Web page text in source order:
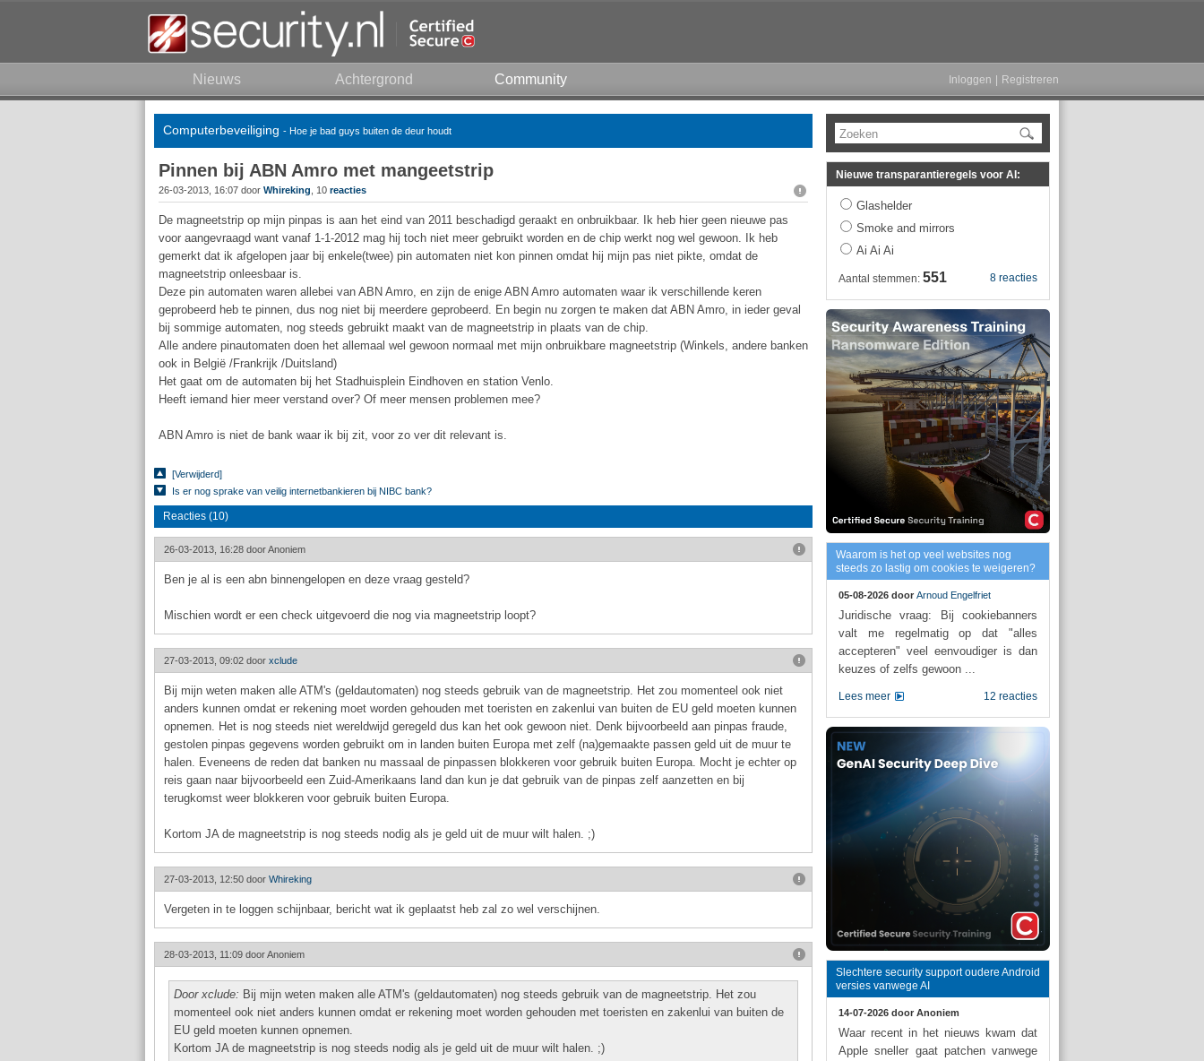
Nieuws Achtergrond Community Inloggen Registreren
Computerbeveiliging - Hoe je bad guys buiten de deur houdt
Pinnen bij ABN Amro met mangeetstrip
26-03-2013, 16:07 door Whireking , 10 reacties
De magneetstrip op mijn pinpas is aan het eind van 2011 beschadigd geraakt en onbruikbaar. Ik heb hier geen nieuwe pas
voor aangevraagd want vanaf 1-1-2012 mag hij toch niet meer gebruikt worden en de chip werkt nog wel gewoon. Ik heb
gemerkt dat ik afgelopen jaar bij enkele(twee) pin automaten niet kon pinnen omdat hij mijn pas niet pikte, omdat de
magneetstrip onleesbaar is.
Deze pin automaten waren allebei van ABN Amro, en zijn de enige ABN Amro automaten waar ik verschillende keren
geprobeerd heb te pinnen, dus nog niet bij meerdere geprobeerd. En begin nu zorgen te maken dat ABN Amro, in ieder geval
bij sommige automaten, nog steeds gebruikt maakt van de magneetstrip in plaats van de chip.
Alle andere pinautomaten doen het allemaal wel gewoon normaal met mijn onbruikbare magneetstrip (Winkels, andere banken
ook in België /Frankrijk /Duitsland)
Het gaat om de automaten bij het Stadhuisplein Eindhoven en station Venlo.
Heeft iemand hier meer verstand over? Of meer mensen problemen mee?
ABN Amro is niet de bank waar ik bij zit, voor zo ver dit relevant is.
[Verwijderd]
Is er nog sprake van veilig internetbankieren bij NIBC bank?
Reacties (10)
26-03-2013, 16:28 doorAnoniem
Ben je al is een abn binnengelopen en deze vraag gesteld?
Mischien wordt er een check uitgevoerd die nog via magneetstrip loopt?
27-03-2013, 09:02 door xclude
Bij mijn weten maken alle ATM's (geldautomaten) nog steeds gebruik van de magneetstrip. Het zou momenteel ook niet
anders kunnen omdat er rekening moet worden gehouden met toeristen en zakenlui van buiten de EU geld moeten kunnen
opnemen. Het is nog steeds niet wereldwijd geregeld dus kan het ook gewoon niet. Denk bijvoorbeeld aan pinpas fraude,
gestolen pinpas gegevens worden gebruikt om in landen buiten Europa met zelf (na)gemaakte passen geld uit de muur te
halen. Eveneens de reden dat banken nu massaal de pinpassen blokkeren voor gebruik buiten Europa. Mocht je echter op
reis gaan naar bijvoorbeeld een Zuid-Amerikaans land dan kun je dat gebruik van de pinpas zelf aanzetten en bij
terugkomst weer blokkeren voor gebruik buiten Europa.
Kortom JA de magneetstrip is nog steeds nodig als je geld uit de muur wilt halen. ;)
27-03-2013, 12:50 door Whireking
Vergeten in te loggen schijnbaar, bericht wat ik geplaatst heb zal zo wel verschijnen.
28-03-2013, 11:09 doorAnoniem
Door xclude: Bij mijn weten maken alle ATM's (geldautomaten) nog steeds gebruik van de magneetstrip. Het zou
momenteel ook niet anders kunnen omdat er rekening moet worden gehouden met toeristen en zakenlui van buiten de
EU geld moeten kunnen opnemen.
Kortom JA de magneetstrip is nog steeds nodig als je geld uit de muur wilt halen. ;)
Zoeken
Nieuwe transparantieregels voor AI:
Glashelder
Smoke and mirrors
Ai Ai Ai
8 reacties
Aantal stemmen: 551
Waarom is het op veel websites nog
steeds zo lastig om cookies te weigeren?
05-08-2026 door Arnoud Engelfriet
Juridische vraag: Bij cookiebanners
valt me regelmatig op dat "alles
accepteren" veel eenvoudiger is dan
keuzes of zelfs gewoon ...
12 reacties
Lees meer
Slechtere security support oudere Android
versies vanwege AI
14-07-2026 door Anoniem
Waar recent in het nieuws kwam dat
Apple sneller gaat patchen vanwege